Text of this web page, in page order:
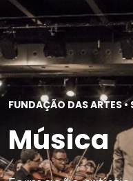
FUNDAÇÃO DAS ARTES
Música